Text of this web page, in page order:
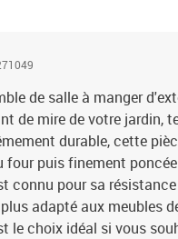
de salle à manger
de mire de votre jardin,
durable, cette
four puis finement
connu pour sa
adapté aux meubles
le choix idéal si vous